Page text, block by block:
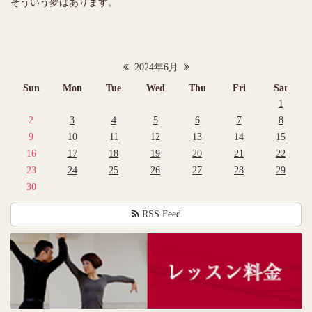
2024年6月
Sun
Mon Tue Wed Thu Fri
Sat
1
2
3 4 5 6 7
8
9
10 11 12 13 14
15
16
17 18 19 20 21
22
23
24 25 26 27 28
29
30
RSS Feed
そういう夢はあります。